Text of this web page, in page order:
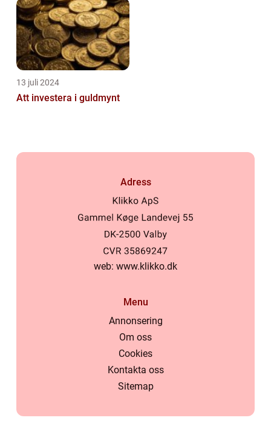
13 juli 2024
Att investera i guldmynt
Adress
web: www.klikko.dk
Menu
Annonsering
Om oss
Cookies
Kontakta oss
Sitemap